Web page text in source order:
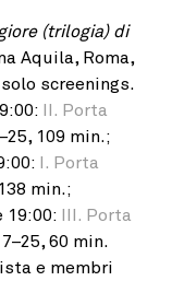
(trilogia) di
Aquila, Roma,
screenings.
II. Porta
109 min.;
I. Porta
min.;
19:00: III. Porta
60 min.
e membri